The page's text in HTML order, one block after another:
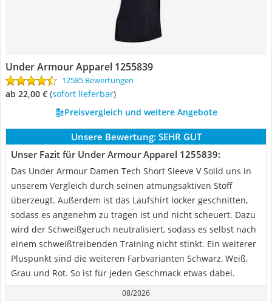
Under Armour Apparel 1255839
12585 Bewertungen
ab 22,00 € ( Sofort lieferbar)
Preisvergleich und weitere Angebote
Unsere Bewertung: SEHR GUT
Unser Fazit für Under Armour Apparel 1255839:
Das Under Armour Damen Tech Short Sleeve V Solid uns in
unserem Vergleich durch seinen atmungsaktiven Stoff
überzeugt. Außerdem ist das Laufshirt locker geschnitten,
sodass es angenehm zu tragen ist und nicht scheuert. Dazu
wird der Schweißgeruch neutralisiert, sodass es selbst nach
einem schweißtreibenden Training nicht stinkt. Ein weiterer
Pluspunkt sind die weiteren Farbvarianten Schwarz, Weiß,
Grau und Rot. So ist für jeden Geschmack etwas dabei.
08/2026